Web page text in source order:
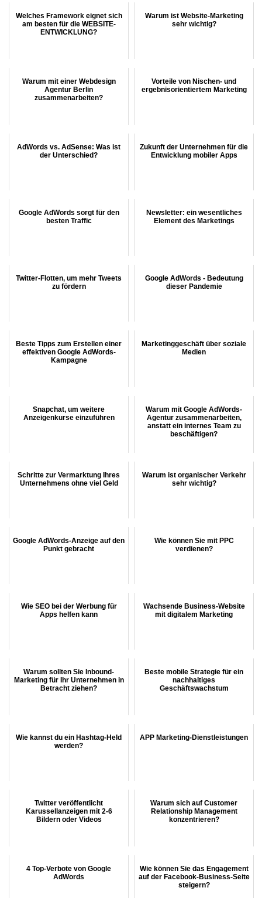
Welches Framework eignet sich
am besten für die WEBSITE-
ENTWICKLUNG?
Warum ist Website-Marketing
sehr wichtig?
Warum mit einer Webdesign
Agentur Berlin
zusammenarbeiten?
Vorteile von Nischen- und
ergebnisorientiertem Marketing
AdWords vs. AdSense: Was ist
der Unterschied?
Zukunft der Unternehmen für die
Entwicklung mobiler Apps
Google AdWords sorgt für den
besten Traffic
Newsletter: ein wesentliches
Element des Marketings
Twitter-Flotten, um mehr Tweets
zu fördern
Google AdWords - Bedeutung
dieser Pandemie
Beste Tipps zum Erstellen einer
effektiven Google AdWords-
Kampagne
Marketinggeschäft über soziale
Medien
Snapchat, um weitere
Anzeigenkurse einzuführen
Warum mit Google AdWords-
Agentur zusammenarbeiten,
anstatt ein internes Team zu
beschäftigen?
Schritte zur Vermarktung Ihres
Unternehmens ohne viel Geld
Warum ist organischer Verkehr
sehr wichtig?
Google AdWords-Anzeige auf den
Punkt gebracht
Wie können Sie mit PPC
verdienen?
Wie SEO bei der Werbung für
Apps helfen kann
Wachsende Business-Website
mit digitalem Marketing
Warum sollten Sie Inbound-
Marketing für Ihr Unternehmen in
Betracht ziehen?
Beste mobile Strategie für ein
nachhaltiges
Geschäftswachstum
Wie kannst du ein Hashtag-Held
werden?
APP Marketing-Dienstleistungen
Twitter veröffentlicht
Karussellanzeigen mit 2-6
Bildern oder Videos
Warum sich auf Customer
Relationship Management
konzentrieren?
4 Top-Verbote von Google
AdWords
Wie können Sie das Engagement
auf der Facebook-Business-Seite
steigern?